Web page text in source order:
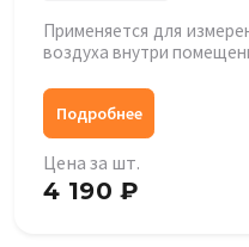
Применяется для
воздуха внутри
Подробнее
Цена за шт.
4 190 ₽